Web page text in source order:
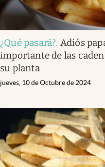
¿Qué pasará?. Adiós
importante de las
su planta
jueves, 10 de Octubre de 2024